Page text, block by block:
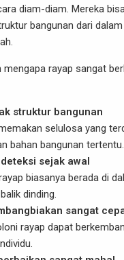
diam-diam. Mereka
bangunan dari
mengapa rayap sangat
struktur bangunan
selulosa yang
bahan bangunan tertentu.
sejak awal
biasanya berada di
dinding.
sangat
rayap dapat